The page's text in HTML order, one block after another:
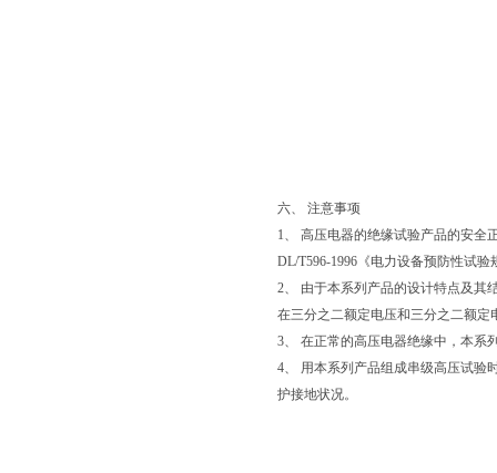
六、 注意事项
1、 高压电器的绝缘试验产品的安全
DL/T596-1996《电力设备预防性试验
2、 由于本系列产品的设计特点及其
在三分之二额定电压和三分之二额定
3、 在正常的高压电器绝缘中，本系
4、 用本系列产品组成串级高压试验
护接地状况。